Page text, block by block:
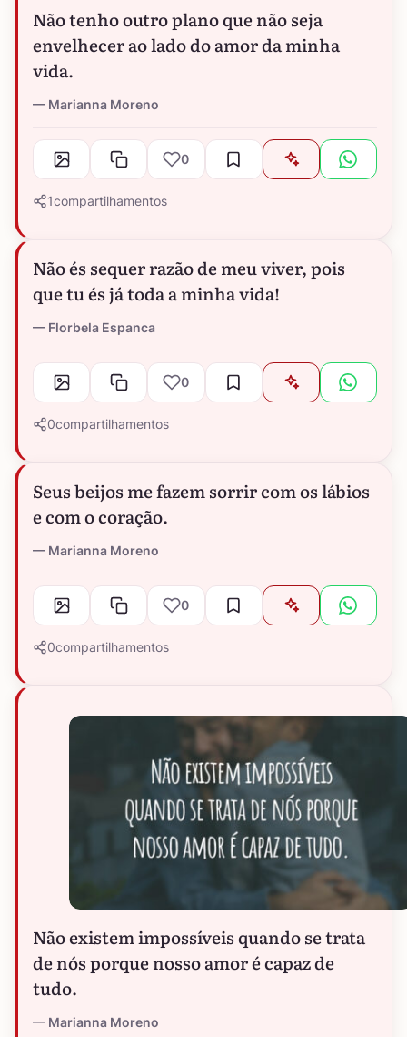
Não tenho outro plano que não seja
envelhecer ao lado do amor da minha
vida.
Marianna Moreno
0
1compartilhamentos
Não és sequer razão de meu viver, pois
que tu és já toda a minha vida!
Florbela Espanca
0
0compartilhamentos
Seus beijos me fazem sorrir com os lábios
e com o coração.
Marianna Moreno
0
0compartilhamentos
Não existem impossíveis quando se trata
de nós porque nosso amor é capaz de
tudo.
Marianna Moreno